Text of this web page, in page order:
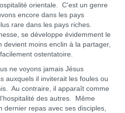
orientale. C'est un genre
encore dans les pays
rare dans les pays riches.
se développe évidemment le
devient moins enclin à la partager,
ostentatoire.
voyons jamais Jésus
auxquels il inviterait les foules ou
Au contraire, il apparaît comme
des autres. Même
dernier repas avec ses disciples,